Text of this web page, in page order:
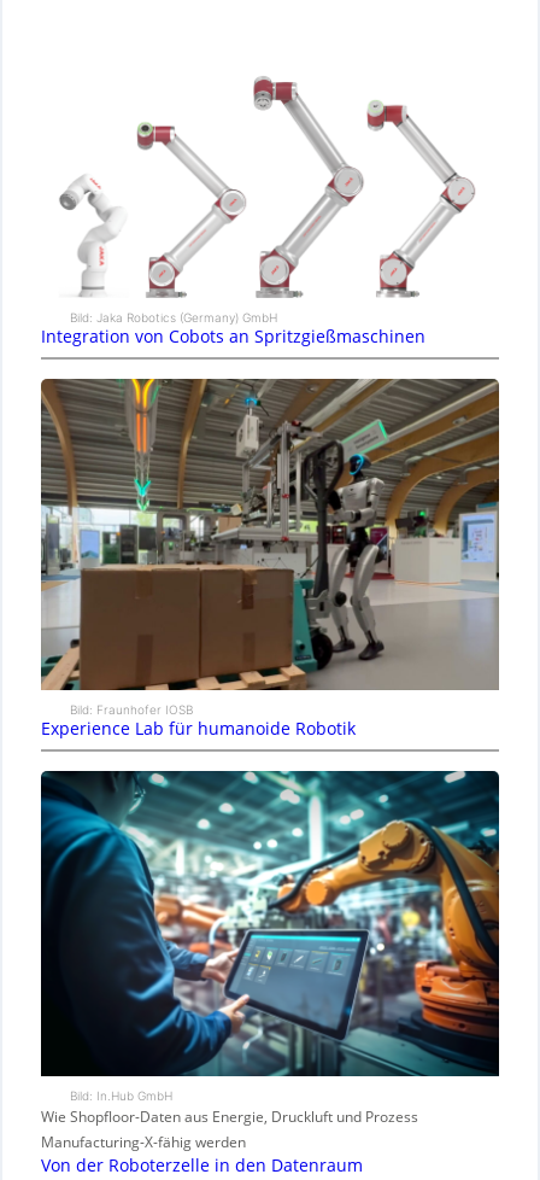
Bild: Jaka Robotics (Germany) GmbH
Integration von Cobots an Spritzgießmaschinen
Bild: Fraunhofer IOSB
Experience Lab für humanoide Robotik
Bild: In.Hub GmbH
Wie Shopfloor-Daten aus Energie, Druckluft und Prozess
Manufacturing-X-fähig werden
Von der Roboterzelle in den Datenraum